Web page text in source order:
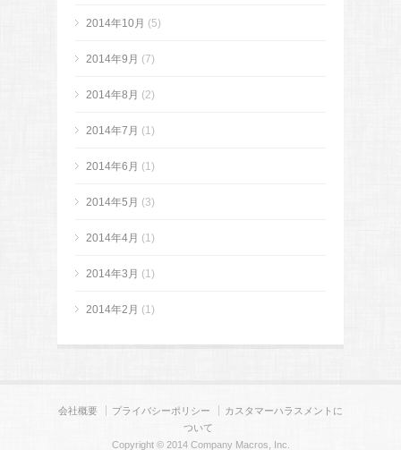
2014年10月 (5)
2014年9月 (7)
2014年8月 (2)
2014年7月 (1)
2014年6月 (1)
2014年5月 (3)
2014年4月 (1)
2014年3月 (1)
2014年2月 (1)
会社概要 プライバシーポリシー
カスタマーハラスメントに
ついて
Copyright © 2014 Company Macros, Inc.